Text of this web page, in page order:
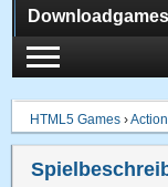
Downloadgames
HTML5 Games ›Action